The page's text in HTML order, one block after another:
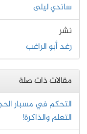
ساندي ليلى
نشر
رغد أبو الراغب
مقالات ذات صلة
التحكم في مسبار
التعلم والذاكرة!